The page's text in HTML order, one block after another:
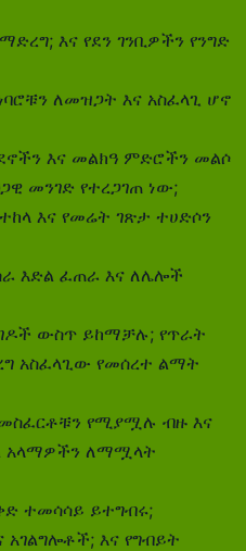
እና የደን ገንቢዎችን የንግድ
ለመዝጋት እና አስፈላጊ ሆኖ
እና መልክዓ ምድሮችን መልሶ
መንገድ የተረጋገጠ ነው;
እና የመሬት ገጽታ ተሀድሶን
እድል ፈጠራ እና ለሌሎች
ውስጥ ይከማቻሉ; የጥራት
አስፈላጊው የመሰረተ ልማት
የሚያሟሉ ብዙ እና
አላማዎችን ለማሟላት
ተመሳሳይ ይተግብሩ;
እና የግብይት